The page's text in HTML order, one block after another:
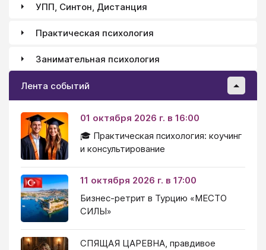
УПП, Синтон, Дистанция
Практическая психология
Занимательная психология
Лента событий
01 октября 2026 г. в 16:00
🎓 Практическая психология: коучинг
и консультирование
11 октября 2026 г. в 17:00
Бизнес-ретрит в Турцию «МЕСТО
СИЛЫ»
СПЯЩАЯ ЦАРЕВНА, правдивое